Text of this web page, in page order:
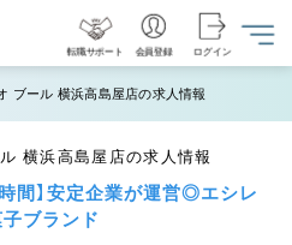
転職サポート 会員登録 ログイン
ブール 横浜高島屋店の求人情報
横浜高島屋店の求人情報
間】安定企業が運営◎エシレ
ブランド